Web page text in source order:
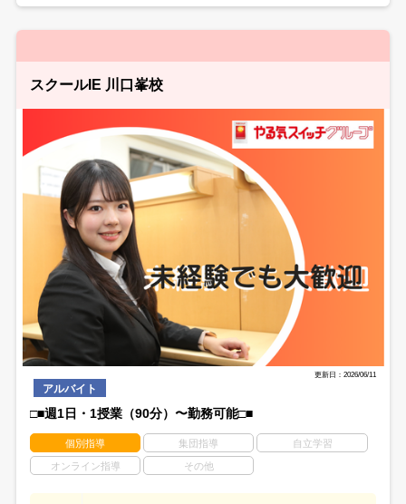
スクールIE 川口峯校
更新日：2026/06/11
アルバイト
□■週1日・1授業（90分）〜勤務可能□■
個別指導 集団指導 自立学習
オンライン指導 その他